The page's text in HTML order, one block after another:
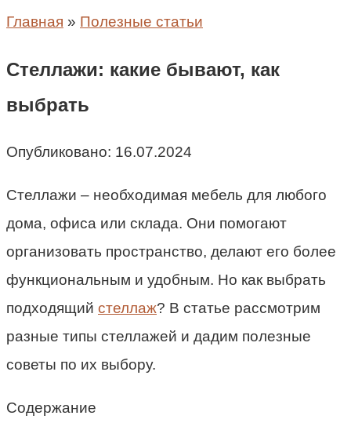
Главная » Полезные статьи
Стеллажи: какие бывают, как
выбрать
Опубликовано: 16.07.2024
Стеллажи – необходимая мебель для любого
дома, офиса или склада. Они помогают
организовать пространство, делают его более
функциональным и удобным. Но как выбрать
подходящий стеллаж? В статье рассмотрим
разные типы стеллажей и дадим полезные
советы по их выбору.
Содержание